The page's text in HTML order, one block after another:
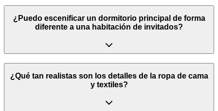
¿Puedo escenificar un dormitorio principal de forma
diferente a una habitación de invitados?
¿Qué tan realistas son los detalles de la ropa de cama
y textiles?